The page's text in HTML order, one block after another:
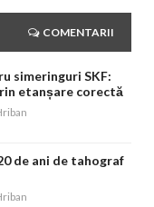
COMENTARII
simeringuri SKF:
etanșare corectă
de ani de tahograf